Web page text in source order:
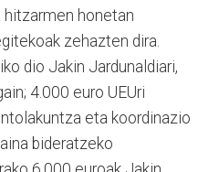
hitzarmen honetan
zehazten dira.
dio Jakin Jardunaldiari,
4.000 euro UEUri
eta koordinazio
bideratzeko